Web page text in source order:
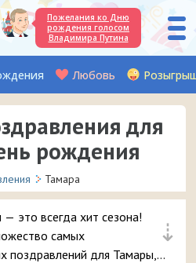
Пожелания ко Дню
рождения голосом
Владимира Путина
Любовь
для
рождения
Тамара
⇣
это всегда хит сезона!
самых
поздравлений для Тамары,